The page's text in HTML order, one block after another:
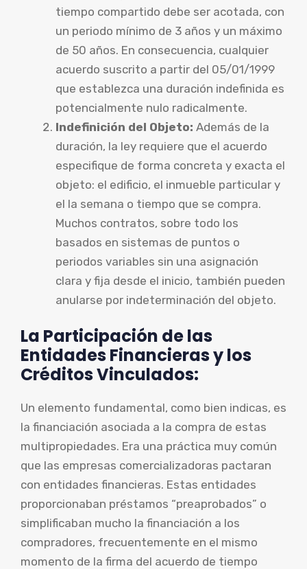
tiempo compartido debe ser acotada, con
un periodo mínimo de 3 años y un máximo
de 50 años. En consecuencia, cualquier
acuerdo suscrito a partir del 05/01/1999
que establezca una duración indefinida es
potencialmente nulo radicalmente.
Indefinición del Objeto: Además de la
duración, la ley requiere que el acuerdo
especifique de forma concreta y exacta el
objeto: el edificio, el inmueble particular y
el la semana o tiempo que se compra.
Muchos contratos, sobre todo los
basados en sistemas de puntos o
periodos variables sin una asignación
clara y fija desde el inicio, también pueden
anularse por indeterminación del objeto.
La Participación de las
Entidades Financieras y los
Créditos Vinculados:
Un elemento fundamental, como bien indicas, es
la financiación asociada a la compra de estas
multipropiedades. Era una práctica muy común
que las empresas comercializadoras pactaran
con entidades financieras. Estas entidades
proporcionaban préstamos “preaprobados” o
simplificaban mucho la financiación a los
compradores, frecuentemente en el mismo
momento de la firma del acuerdo de tiempo